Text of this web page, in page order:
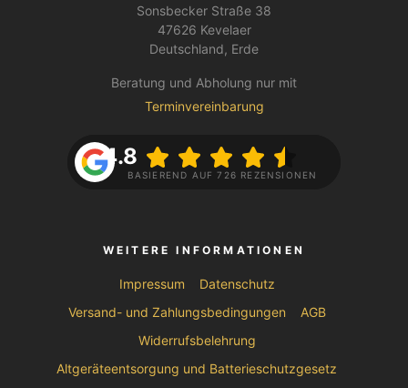
Sonsbecker Straße 38
47626 Kevelaer
Deutschland, Erde
Beratung und Abholung nur mit
Terminvereinbarung
4.8
BASIEREND AUF 726 REZENSIONEN
WEITERE INFORMATIONEN
Impressum
Datenschutz
Versand- und Zahlungsbedingungen
AGB
Widerrufsbelehrung
Altgeräteentsorgung und Batterieschutzgesetz